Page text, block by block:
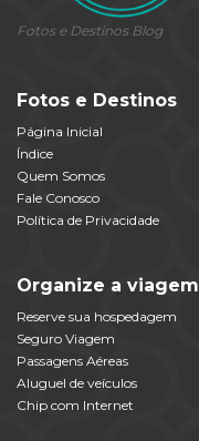
Fotos e Destinos Blog
Fotos e Destinos
Página Inicial
Índice
Quem Somos
Fale Conosco
Política de Privacidade
Organize a viagem
Reserve sua hospedagem
Seguro Viagem
Passagens Aéreas
Aluguel de veículos
Chip com Internet